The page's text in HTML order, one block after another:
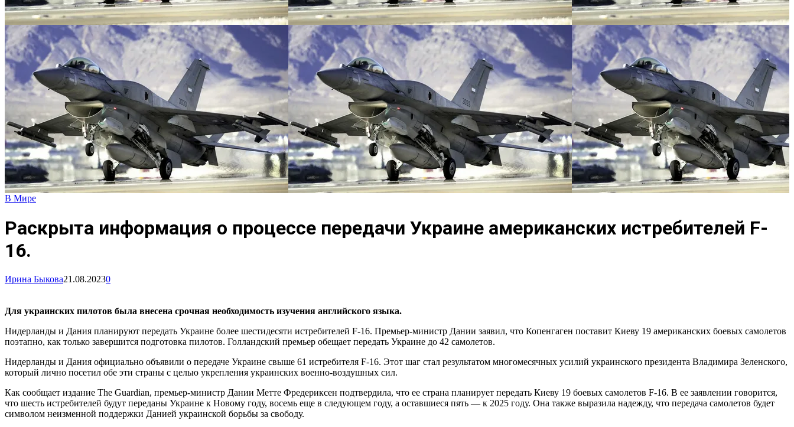
В Мире
Раскрыта информация о процессе передачи Украине американских истребителей F-
16.
Ирина Быкова21.08.20230
Для украинских пилотов была внесена срочная необходимость изучения английского языка.
Нидерланды и Дания планируют передать Украине более шестидесяти истребителей F-16. Премьер-министр Дании заявил, что Копенгаген поставит Киеву 19 американских боевых самолетов
поэтапно, как только завершится подготовка пилотов. Голландский премьер обещает передать Украине до 42 самолетов.
Нидерланды и Дания официально объявили о передаче Украине свыше 61 истребителя F-16. Этот шаг стал результатом многомесячных усилий украинского президента Владимира Зеленского,
который лично посетил обе эти страны с целью укрепления украинских военно-воздушных сил.
Как сообщает издание The Guardian, премьер-министр Дании Метте Фредериксен подтвердила, что ее страна планирует передать Киеву 19 боевых самолетов F-16. В ее заявлении говорится,
что шесть истребителей будут переданы Украине к Новому году, восемь еще в следующем году, а оставшиеся пять — к 2025 году. Она также выразила надежду, что передача самолетов будет
символом неизменной поддержки Данией украинской борьбы за свободу.